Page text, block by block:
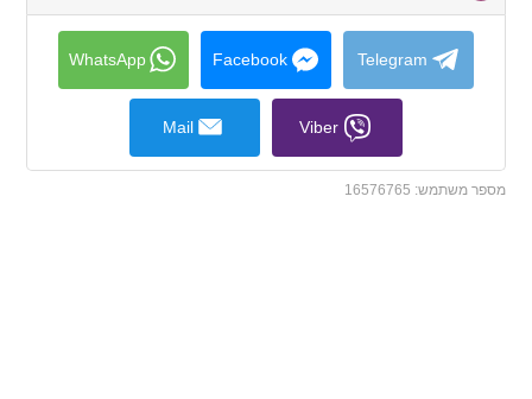
to
collapse
contents
Telegram
Facebook
WhatsApp
Viber
Mail
מספר משתמש: 16576765